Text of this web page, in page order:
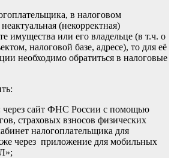
в налоговом
(некорректная)
имущества или его владельце (в т.ч. о
налоговой базе, адресе), то для её
необходимо обратиться в налоговые
через сайт ФНС России с помощью
страховых взносов физических
налогоплательщика для
через приложение для мобильных